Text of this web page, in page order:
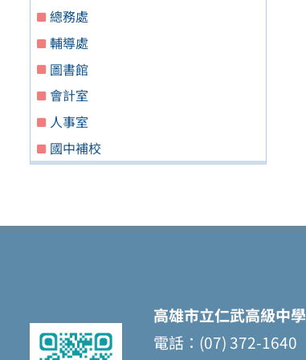
總務處
輔導處
圖書館
會計室
人事室
國中補校
高雄市立仁武高級中學
電話：(07) 372-1640